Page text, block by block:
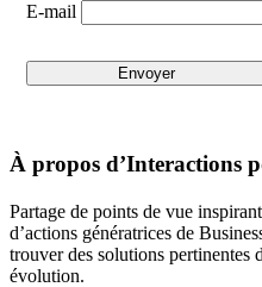
E-mail
À propos d’Interactions
Partage de points de vue
d’actions génératrices de
trouver des solutions pertinentes
évolution.